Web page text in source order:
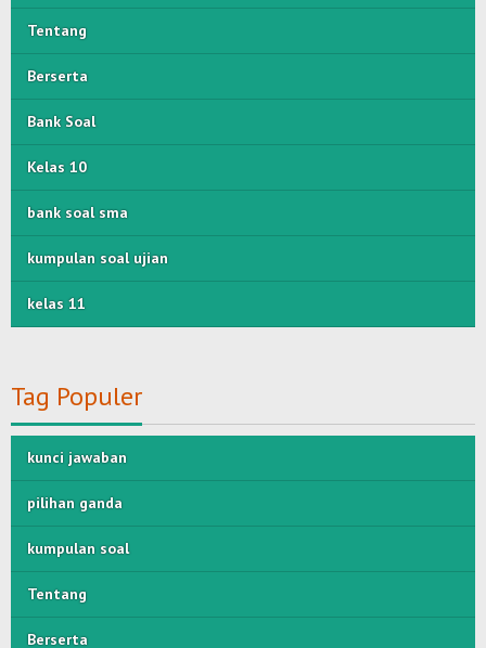
Tentang
Berserta
Bank Soal
Kelas 10
bank soal sma
kumpulan soal ujian
kelas 11
Tag Populer
kunci jawaban
pilihan ganda
kumpulan soal
Tentang
Berserta